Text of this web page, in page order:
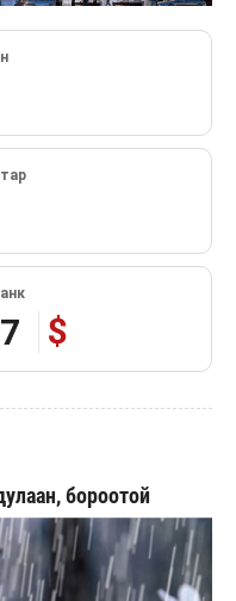
$
бороотой